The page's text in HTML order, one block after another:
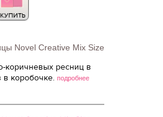
КУПИТЬ
Novel Creative Mix Size
коричневых ресниц в
в коробочке. подробнее